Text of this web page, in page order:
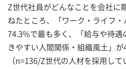
Z世代社員がどんなことを会社に
ねたところ、「ワーク・ライフ
74.3%で最も多く、「給与や待
きやすい人間関係・組織風土」
（n=136/Z世代の人材を採用して